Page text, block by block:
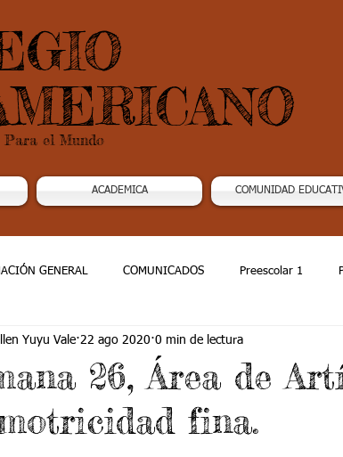
el Mundo
ACADEMICA COMUNIDAD
GENERAL COMUNICADOS Preescolar 1
2 Grado 3 Grado 4 Grado 5
8 Grado 9 Grado 10 Grado 11
26, Área de
fina.
Yuyu Vale 22 ago 2020 0 min de lectura